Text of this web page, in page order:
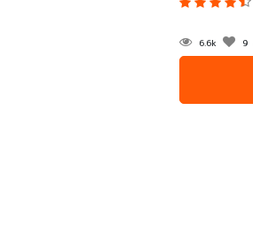
6.6k 9